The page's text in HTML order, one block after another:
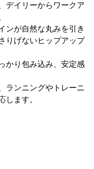
デイリーからワークア
ンが自然な丸みを引き
りげないヒップアップ
かり包み込み、安定感
ランニングやトレーニ
します。